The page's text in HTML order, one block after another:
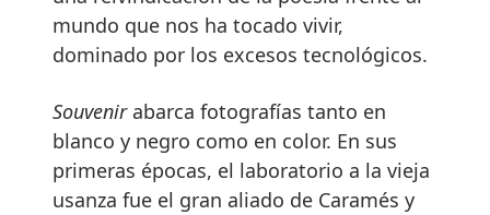
mundo que nos ha tocado vivir,
dominado por los excesos tecnológicos.
Souvenir abarca fotografías tanto en
blanco y negro como en color. En sus
primeras épocas, el laboratorio a la vieja
usanza fue el gran aliado de Caramés y